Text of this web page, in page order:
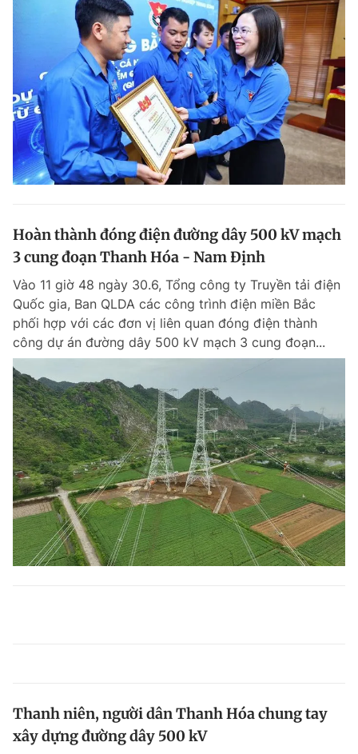
Hoàn thành đóng điện đường dây 500 kV mạch
3 cung đoạn Thanh Hóa - Nam Định
Vào 11 giờ 48 ngày 30.6, Tổng công ty Truyền tải điện
Quốc gia, Ban QLDA các công trình điện miền Bắc
phối hợp với các đơn vị liên quan đóng điện thành
công dự án đường dây 500 kV mạch 3 cung đoạn...
Thanh niên, người dân Thanh Hóa chung tay
xây dựng đường dây 500 kV